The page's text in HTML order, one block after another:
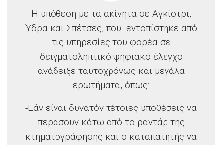
Η υπόθεση με τα ακίνητα σε Αγκίστρι,
Ύδρα και Σπέτσες, που εντοπίστηκε από
τις υπηρεσίες του φορέα σε
δειγματοληπτικό ψηφιακό έλεγχο
ανάδειξε ταυτοχρόνως και μεγάλα
ερωτήματα, όπως:
-Εάν είναι δυνατόν τέτοιες υποθέσεις να
περάσουν κάτω από το ραντάρ της
κτηματογράφησης και ο καταπατητής να